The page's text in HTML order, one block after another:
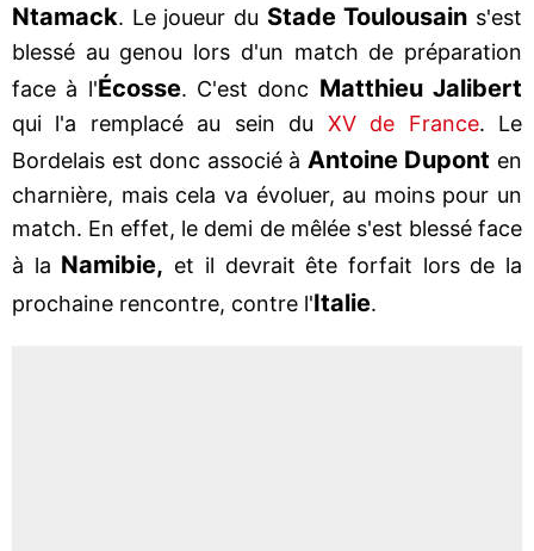
Ntamack. Le joueur du Stade Toulousain s'est
blessé au genou lors d'un match de préparation
face à l'Écosse. C'est donc Matthieu Jalibert
qui l'a remplacé au sein du XV de France. Le
Bordelais est donc associé à Antoine Dupont en
charnière, mais cela va évoluer, au moins pour un
match. En effet, le demi de mêlée s'est blessé face
à la Namibie, et il devrait ête forfait lors de la
prochaine rencontre, contre l'Italie.